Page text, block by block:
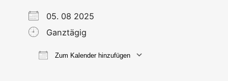
05. 08 2025
Ganztägig
Zum Kalender hinzufügen